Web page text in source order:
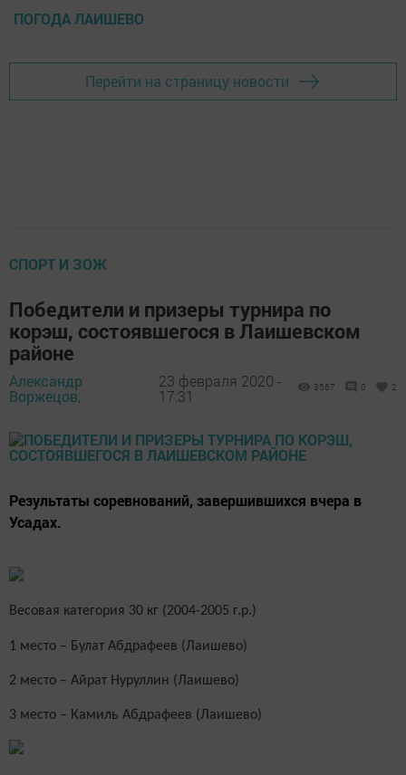
ПОГОДА ЛАИШЕВО
Перейти на страницу новости
СПОРТ И ЗОЖ
Победители и призеры турнира по
корэш, состоявшегося в Лаишевском
районе
Александр
Воржецов,
23 февраля 2020 -
17:31
3567 0 2
Результаты соревнований, завершившихся вчера в
Усадах.
Весовая категория 30 кг (2004-2005 г.р.)
1 место – Булат Абдрафеев (Лаишево)
2 место – Айрат Нуруллин (Лаишево)
3 место – Камиль Абдрафеев (Лаишево)